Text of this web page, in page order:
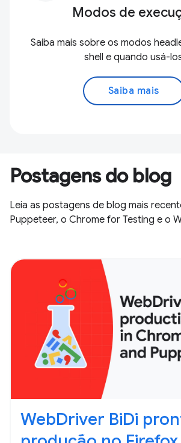
Modos de
Saiba mais sobre os modos
shell e quando usá-
Saiba mais
Postagens do blog
Leia as postagens de blog mais
Puppeteer, o Chrome for Testing e o
WebDriver BiDi